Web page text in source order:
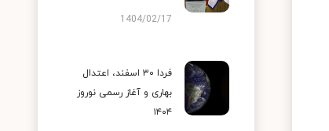
1404/02/17
فردا ۳۰ اسفند، اعتدال
بهاری و آغاز رسمی نوروز
۱۴۰۴